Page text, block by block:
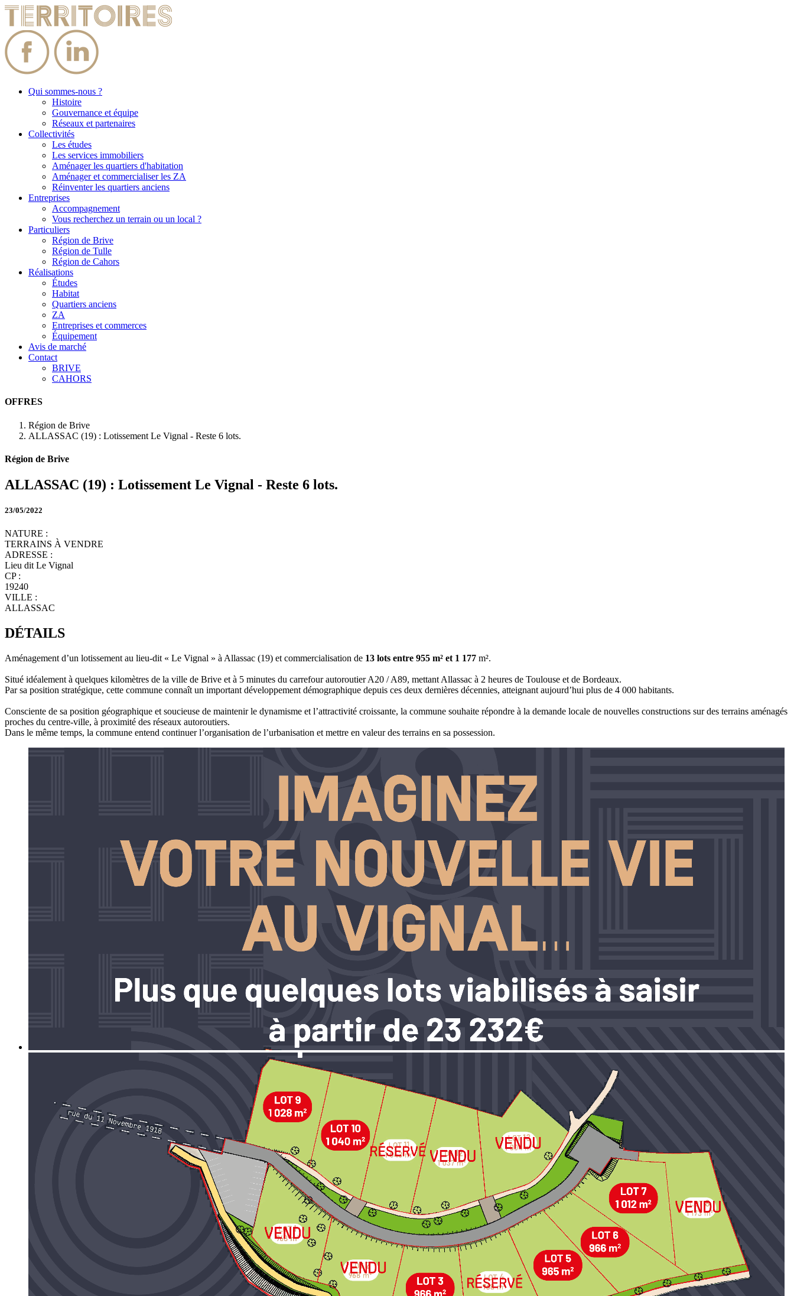
Qui sommes-nous ?
Histoire
Gouvernance et équipe
Réseaux et partenaires
Collectivités
Les études
Les services immobiliers
Aménager les quartiers d'habitation
Aménager et commercialiser les ZA
Réinventer les quartiers anciens
Entreprises
Accompagnement
Vous recherchez un terrain ou un local ?
Particuliers
Région de Brive
Région de Tulle
Région de Cahors
Réalisations
Études
Habitat
Quartiers anciens
ZA
Entreprises et commerces
Équipement
Avis de marché
Contact
BRIVE
CAHORS
OFFRES
Région de Brive
ALLASSAC (19) : Lotissement Le Vignal - Reste 6 lots.
Région de Brive
ALLASSAC (19) : Lotissement Le Vignal - Reste 6 lots.
23/05/2022
NATURE :
TERRAINS À VENDRE
ADRESSE :
Lieu dit Le Vignal
CP :
19240
VILLE :
ALLASSAC
DÉTAILS
​Aménagement d’un lotissement au lieu-dit « Le Vignal » à Allassac (19) et commercialisation de 13 lots entre 955 m² et 1 177 m².
Situé idéalement à quelques kilomètres de la ville de Brive et à 5 minutes du carrefour autoroutier A20 / A89, mettant Allassac à 2 heures de Toulouse et de Bordeaux.
Par sa position stratégique, cette commune connaît un important développement démographique depuis ces deux dernières décennies, atteignant aujourd’hui plus de 4 000 habitants.
Consciente de sa position géographique et soucieuse de maintenir le dynamisme et l’attractivité croissante, la commune souhaite répondre à la demande locale de nouvelles constructions sur des terrains aménagés
proches du centre-ville, à proximité des réseaux autoroutiers.
Dans le même temps, la commune entend continuer l’organisation de l’urbanisation et mettre en valeur des terrains en sa possession.